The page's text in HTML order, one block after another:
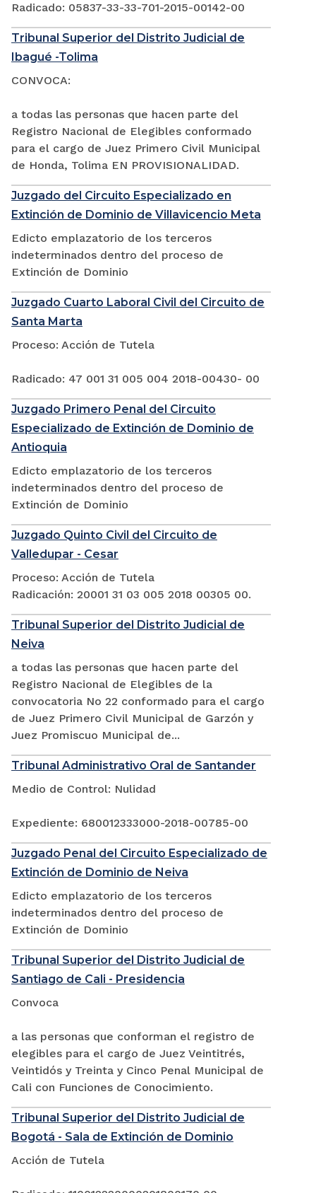
Radicado: 05837-33-33-701-2015-00142-00
Tribunal Superior del Distrito Judicial de
Ibagué -Tolima
CONVOCA:
a todas las personas que hacen parte del
Registro Nacional de Elegibles conformado
para el cargo de Juez Primero Civil Municipal
de Honda, Tolima EN PROVISIONALIDAD.
Juzgado del Circuito Especializado en
Extinción de Dominio de Villavicencio Meta
Edicto emplazatorio de los terceros
indeterminados dentro del proceso de
Extinción de Dominio
Juzgado Cuarto Laboral Civil del Circuito de
Santa Marta
Proceso: Acción de Tutela
Radicado: 47 001 31 005 004 2018-00430- 00
Juzgado Primero Penal del Circuito
Especializado de Extinción de Dominio de
Antioquia
Edicto emplazatorio de los terceros
indeterminados dentro del proceso de
Extinción de Dominio
Juzgado Quinto Civil del Circuito de
Valledupar - Cesar
Proceso: Acción de Tutela
Radicación: 20001 31 03 005 2018 00305 00.
Tribunal Superior del Distrito Judicial de
Neiva
a todas las personas que hacen parte del
Registro Nacional de Elegibles de la
convocatoria No 22 conformado para el cargo
de Juez Primero Civil Municipal de Garzón y
Juez Promiscuo Municipal de...
Tribunal Administrativo Oral de Santander
Medio de Control: Nulidad
Expediente: 680012333000-2018-00785-00
Juzgado Penal del Circuito Especializado de
Extinción de Dominio de Neiva
Edicto emplazatorio de los terceros
indeterminados dentro del proceso de
Extinción de Dominio
Tribunal Superior del Distrito Judicial de
Santiago de Cali - Presidencia
Convoca
a las personas que conforman el registro de
elegibles para el cargo de Juez Veintitrés,
Veintidós y Treinta y Cinco Penal Municipal de
Cali con Funciones de Conocimiento.
Tribunal Superior del Distrito Judicial de
Bogotá - Sala de Extinción de Dominio
Acción de Tutela